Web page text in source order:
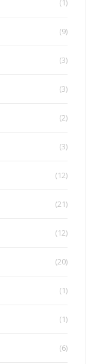
(1)
(9)
(3)
(3)
(2)
(3)
(12)
(21)
(12)
(20)
(1)
(1)
(6)